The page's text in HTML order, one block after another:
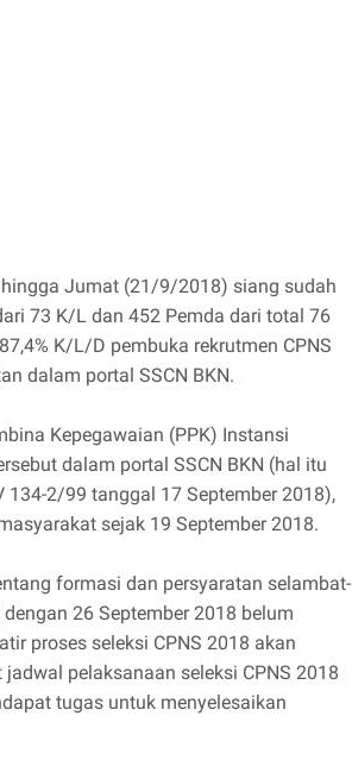
Jumat (21/9/2018) siang sudah
73 K/L dan 452 Pemda dari total 76
K/L/D pembuka rekrutmen CPNS
dalam portal SSCN BKN.
Kepegawaian (PPK) Instansi
dalam portal SSCN BKN (hal itu
2/99 tanggal 17 September 2018),
sejak 19 September 2018.
formasi dan persyaratan selambat-
26 September 2018 belum
proses seleksi CPNS 2018 akan
pelaksanaan seleksi CPNS 2018
tugas untuk menyelesaikan